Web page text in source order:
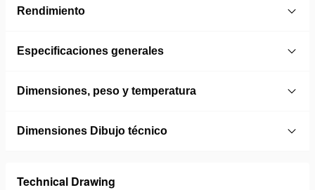
Rendimiento
Especificaciones generales
Dimensiones, peso y temperatura
Dimensiones Dibujo técnico
Technical Drawing